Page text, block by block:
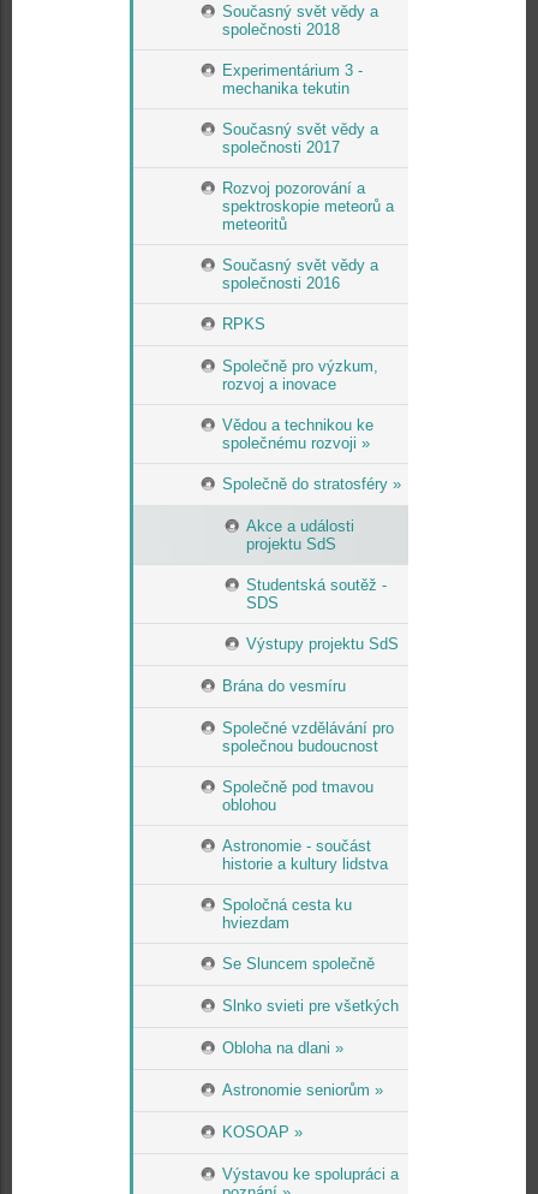
Současný svět vědy a
společnosti 2018
Experimentárium 3 -
mechanika tekutin
Současný svět vědy a
společnosti 2017
Rozvoj pozorování a
spektroskopie meteorů a
meteoritů
Současný svět vědy a
společnosti 2016
RPKS
Společně pro výzkum,
rozvoj a inovace
Vědou a technikou ke
společnému rozvoji »
Společně do stratosféry »
Akce a události
projektu SdS
Studentská soutěž -
SDS
Výstupy projektu SdS
Brána do vesmíru
Společné vzdělávání pro
společnou budoucnost
Společně pod tmavou
oblohou
Astronomie - součást
historie a kultury lidstva
Spoločná cesta ku
hviezdam
Se Sluncem společně
Slnko svieti pre všetkých
Obloha na dlani »
Astronomie seniorům »
KOSOAP »
Výstavou ke spolupráci a